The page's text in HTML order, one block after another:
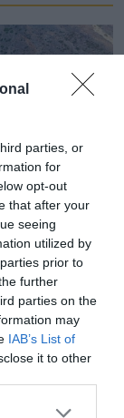
parties, or
for
opt-out
that after your
seeing
utilized by
prior to
further
parties on the
may
IAB’s List of
it to other
more Google